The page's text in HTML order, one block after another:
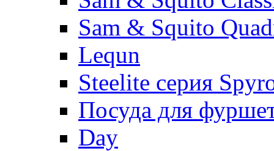
Sam & Squito
Lequn
Steelite серия
Посуда для
Day